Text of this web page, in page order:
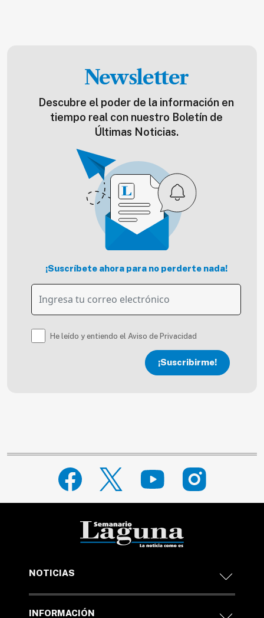
Newsletter
Descubre el poder de la información en
tiempo real con nuestro Boletín de
Últimas Noticias.
¡Suscríbete ahora para no perderte nada!
He leído y entiendo el Aviso de Privacidad
¡Suscribirme!
NOTICIAS
INFORMACIÓN